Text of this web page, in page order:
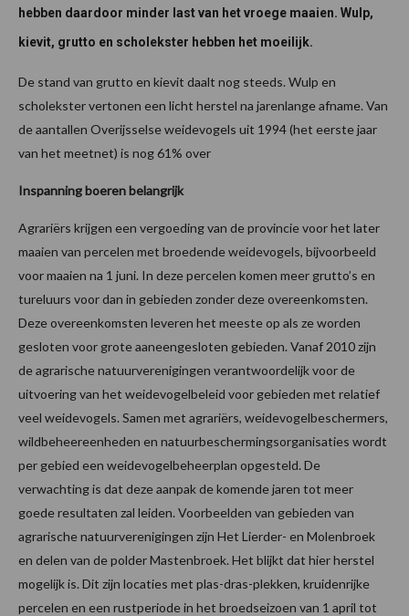
hebben daardoor minder last van het vroege maaien. Wulp,
kievit, grutto en scholekster hebben het moeilijk.
De stand van grutto en kievit daalt nog steeds. Wulp en
scholekster vertonen een licht herstel na jarenlange afname. Van
de aantallen Overijsselse weidevogels uit 1994 (het eerste jaar
van het meetnet) is nog 61% over
Inspanning boeren belangrijk
Agrariërs krijgen een vergoeding van de provincie voor het later
maaien van percelen met broedende weidevogels, bijvoorbeeld
voor maaien na 1 juni. In deze percelen komen meer grutto’s en
tureluurs voor dan in gebieden zonder deze overeenkomsten.
Deze overeenkomsten leveren het meeste op als ze worden
gesloten voor grote aaneengesloten gebieden. Vanaf 2010 zijn
de agrarische natuurverenigingen verantwoordelijk voor de
uitvoering van het weidevogelbeleid voor gebieden met relatief
veel weidevogels. Samen met agrariërs, weidevogelbeschermers,
wildbeheereenheden en natuurbeschermingsorganisaties wordt
per gebied een weidevogelbeheerplan opgesteld. De
verwachting is dat deze aanpak de komende jaren tot meer
goede resultaten zal leiden. Voorbeelden van gebieden van
agrarische natuurverenigingen zijn Het Lierder- en Molenbroek
en delen van de polder Mastenbroek. Het blijkt dat hier herstel
mogelijk is. Dit zijn locaties met plas-dras-plekken, kruidenrijke
percelen en een rustperiode in het broedseizoen van 1 april tot